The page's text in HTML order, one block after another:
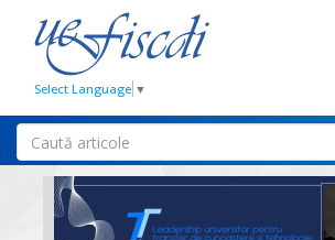
Select Language ▼